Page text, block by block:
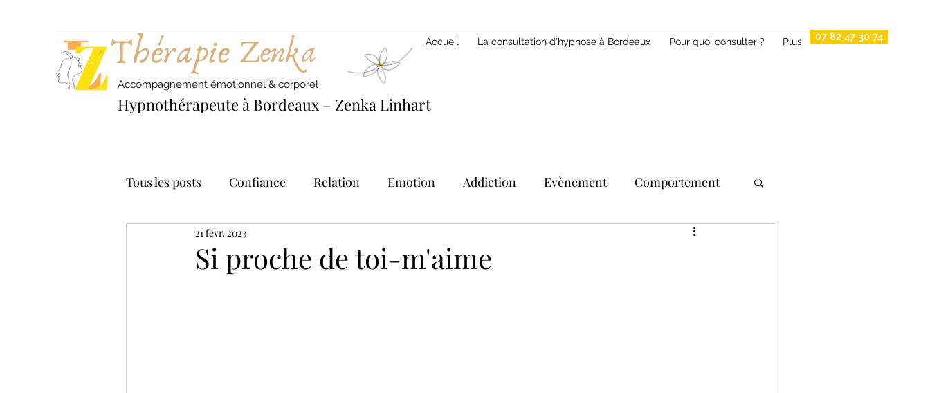
Accompagnement émotionnel & corporel
Hypnothérapeute à Bordeaux – Zenka Linhart
Accueil La consultation d'hypnose à Bordeaux Pour quoi consulter ? Plus 07 82 47 30 74
Tous les posts Confiance Relation Emotion Addiction Evènement Comportement
Dépression Liberté
Si proche de toi-m'aime
21 févr. 2023